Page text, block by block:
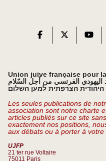
Union juive française pour
اليهودي الفرنسي من أجل السّلام
הצרפתית למען השלום
Les seules publications de
association sont notre charte
articles publiés sur ce site
exactement nos positions,
aux débats ou à porter à votre
UJFP
21 ter rue Voltaire
75011 Paris